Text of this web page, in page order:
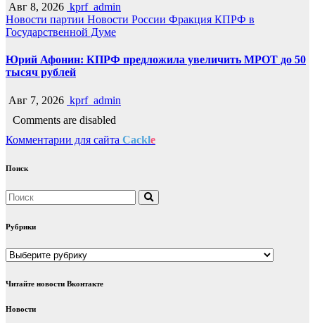
Авг 8, 2026 kprf_admin
Новости партии Новости России Фракция КПРФ в
Государственной Думе
Юрий Афонин: КПРФ предложила увеличить МРОТ до 50
тысяч рублей
Авг 7, 2026 kprf_admin
Comments are disabled
Комментарии для сайта Cackle
Поиск
Рубрики
Рубрики
Читайте новости Вконтакте
Новости